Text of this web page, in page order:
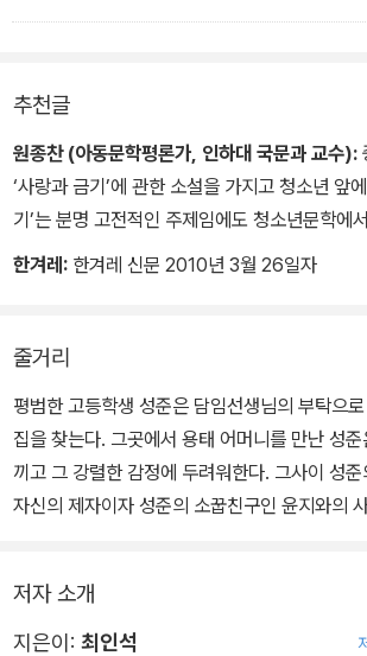
추천글
원종찬 (아동문학평론가, 인하대 국문과 교수):
‘사랑과 금기’에 관한 소설을 가지고 청소년 앞
기’는 분명 고전적인 주제임에도 청소년문학에
만큼 그간 청소년문학은 삶의 근본적인 질문 앞
때마침 최인석이 이물질의 느낌을 주는 이색적
우리를 ‘밤의 시민’으로 유혹한다. 이는 반(反)
(逆)성장이다. 성장은 성장이되 거꾸로 된 방향
출현을 환영한다.
한겨레: 한겨레 신문 2010년 3월 26일자
줄거리
평범한 고등학생 성준은 담임선생님의 부탁으
집을 찾는다. 그곳에서 용태 어머니를 만난 성
끼고 그 강렬한 감정에 두려워한다. 그사이 성
자신의 제자이자 성준의 소꿉친구인 윤지와의
저자 소개
지은이: 최인석